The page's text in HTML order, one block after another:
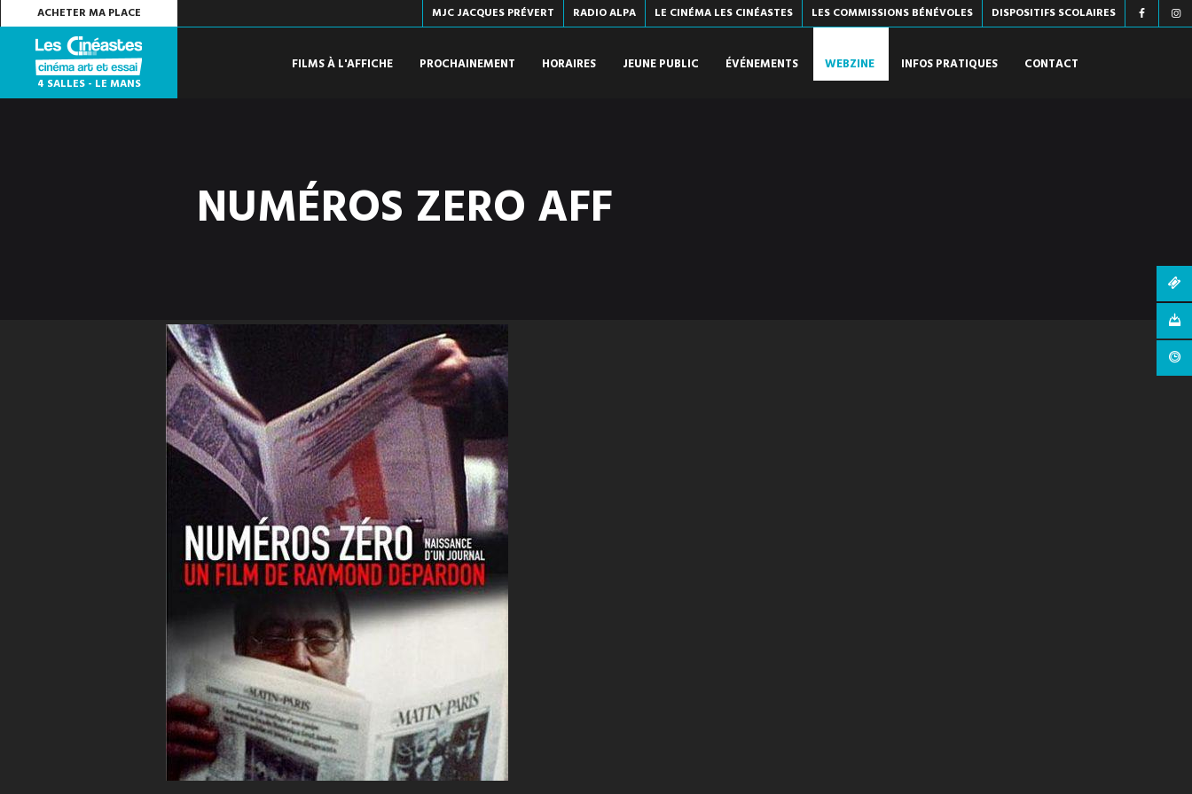
ACHETER MA PLACE MJC JACQUES PRÉVERT RADIO ALPA LE CINÉMA LES CINÉASTES LES COMMISSIONS BÉNÉVOLES DISPOSITIFS SCOLAIRES
4 SALLES - LE MANS
FILMS À L'AFFICHE PROCHAINEMENT HORAIRES JEUNE PUBLIC ÉVÉNEMENTS WEBZINE INFOS PRATIQUES CONTACT
NUMÉROS ZERO AFF